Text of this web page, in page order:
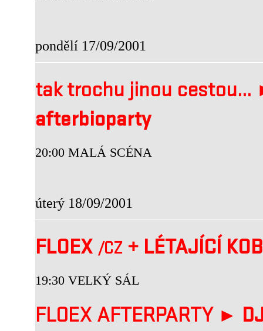
pondělí 17/09/2001
tak trochu jinou cestou...
afterbioparty
20:00 MALÁ SCÉNA
úterý 18/09/2001
FLOEX /CZ + LÉTAJÍCÍ
19:30 VELKÝ SÁL
FLOEX AFTERPARTY ►